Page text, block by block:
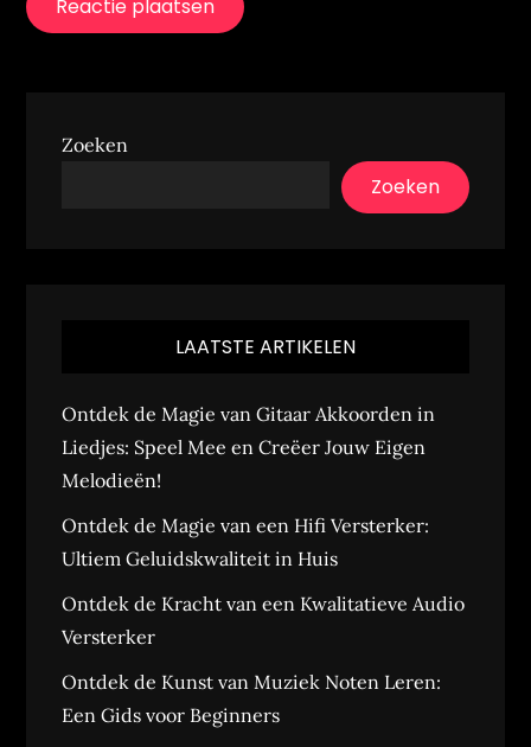
Zoeken
Zoeken
LAATSTE ARTIKELEN
Ontdek de Magie van Gitaar Akkoorden in
Liedjes: Speel Mee en Creëer Jouw Eigen
Melodieën!
Ontdek de Magie van een Hifi Versterker:
Ultiem Geluidskwaliteit in Huis
Ontdek de Kracht van een Kwalitatieve Audio
Versterker
Ontdek de Kunst van Muziek Noten Leren:
Een Gids voor Beginners